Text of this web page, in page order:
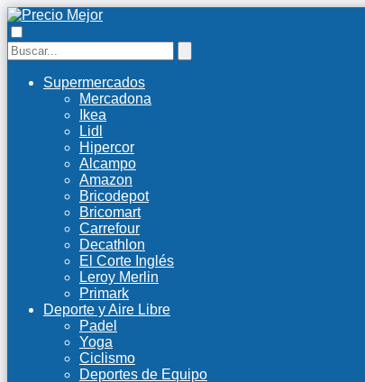
Supermercados
Mercadona
Ikea
Lidl
Hipercor
Alcampo
Amazon
Bricodepot
Bricomart
Carrefour
Decathlon
El Corte Inglés
Leroy Merlin
Primark
Deporte y Aire Libre
Padel
Yoga
Ciclismo
Deportes de Equipo